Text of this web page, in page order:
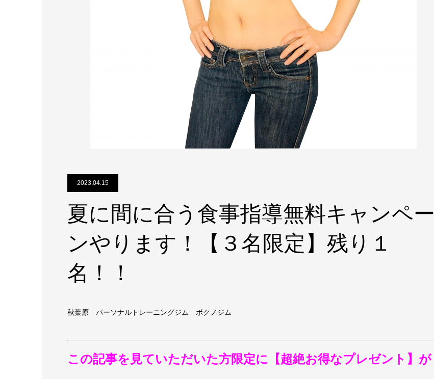
2023.04.15
夏に間に合う食事指導無料キャンペー
ンやります！【３名限定】残り１
名！！
秋葉原 パーソナルトレーニングジム ボクノジム
この記事を見ていただいた方限定に【超絶お得なプレゼント】が